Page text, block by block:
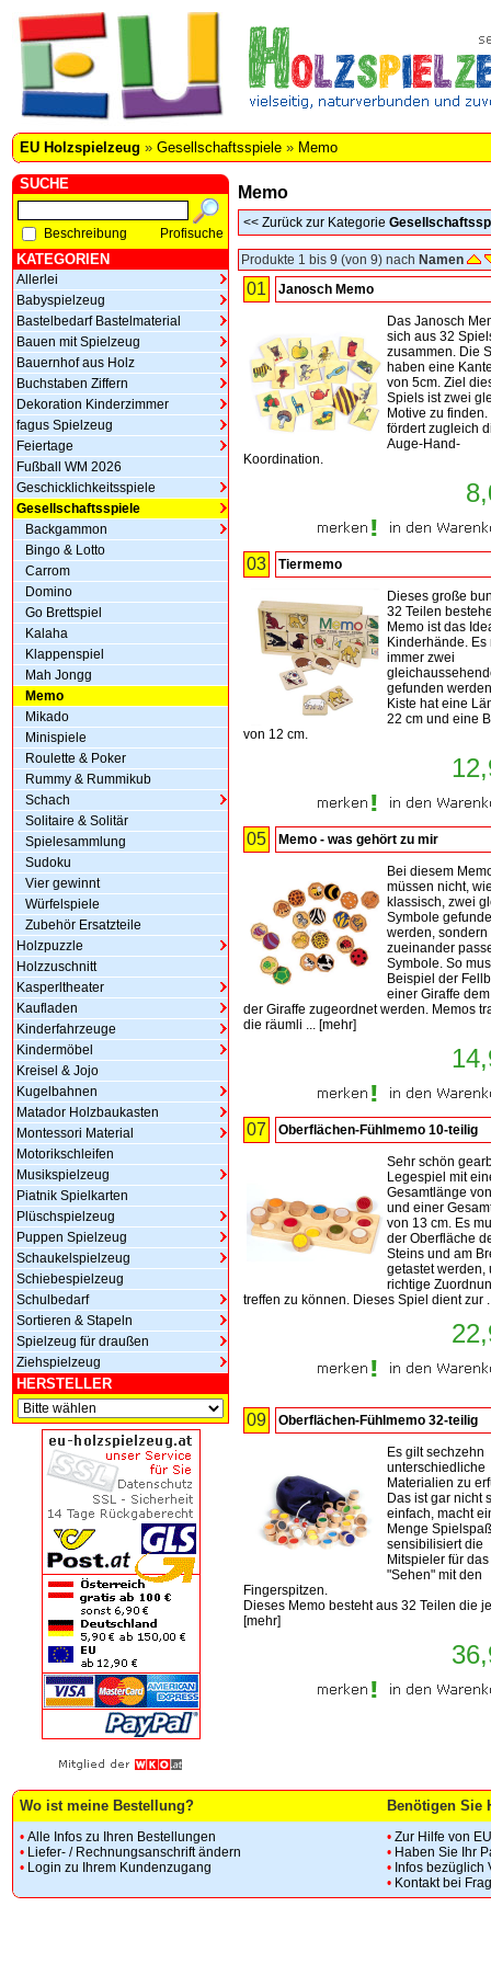
EU Holzspielzeug » Gesellschaftsspiele » Memo
SUCHE
Beschreibung Profisuche
KATEGORIEN
Allerlei
Babyspielzeug
Bastelbedarf Bastelmaterial
Bauen mit Spielzeug
Bauernhof aus Holz
Buchstaben Ziffern
Dekoration Kinderzimmer
fagus Spielzeug
Feiertage
Fußball WM 2026
Geschicklichkeitsspiele
Gesellschaftsspiele
Backgammon
Bingo & Lotto
Carrom
Domino
Go Brettspiel
Kalaha
Klappenspiel
Mah Jongg
Memo
Mikado
Minispiele
Roulette & Poker
Rummy & Rummikub
Schach
Solitaire & Solitär
Spielesammlung
Sudoku
Vier gewinnt
Würfelspiele
Zubehör Ersatzteile
Holzpuzzle
Holzzuschnitt
Kasperltheater
Kaufladen
Kinderfahrzeuge
Kindermöbel
Kreisel & Jojo
Kugelbahnen
Matador Holzbaukasten
Montessori Material
Motorikschleifen
Musikspielzeug
Piatnik Spielkarten
Plüschspielzeug
Puppen Spielzeug
Schaukelspielzeug
Schiebespielzeug
Schulbedarf
Sortieren & Stapeln
Spielzeug für draußen
Ziehspielzeug
HERSTELLER
Memo
<< Zurück zur Kategorie
Produkte 1 bis 9 (von 9) nach Namen
01 Janosch Memo
Das Janosch
sich aus 32
zusammen. Die
haben eine
von 5cm. Ziel
Spiels ist zwei
Motive zu finden.
fördert zugleich
Auge-Hand-
Koordination.
03 Tiermemo
Dieses große
32 Teilen
Memo ist das
Kinderhände. Es
immer zwei
gefunden
Kiste hat eine
22 cm und eine
von 12 cm.
05 Memo - was gehört zu mir
Bei diesem
müssen nicht,
klassisch, zwei
Symbole
werden, sondern
zueinander
Symbole. So
Beispiel der
einer Giraffe
der Giraffe zugeordnet werden. Memos
die räumli ... [mehr]
07 Oberflächen-Fühlmemo 10-teilig
Sehr schön
Legespiel mit
Gesamtlänge
und einer
von 13 cm. Es
der Oberfläche
Steins und am
getastet werden,
richtige
treffen zu können. Dieses Spiel dient zur
09 Oberflächen-Fühlmemo 32-teilig
Es gilt sechzehn
unterschiedliche
Materialien zu
Das ist gar nicht
einfach, macht
Menge
sensibilisiert die
Mitspieler für das
"Sehen" mit den
Fingerspitzen.
Dieses Memo besteht aus 32 Teilen die
[mehr]
Wo ist meine Bestellung? Benötigen Sie
• Alle Infos zu Ihren Bestellungen
• Liefer- / Rechnungsanschrift ändern
• Login zu Ihrem Kundenzugang
• Zur Hilfe von
• Haben Sie Ihr
• Infos bezüglich
• Kontakt bei